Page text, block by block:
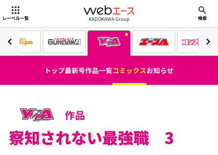
レーベル一覧 webエース
KADOKAWA Group 検索
トップ最新号作品一覧コミックスお知らせ
作品
察知されない最強職 3